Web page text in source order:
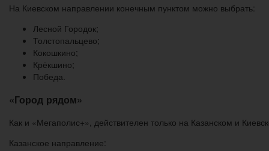
На Киевском направлении конечным пунктом можно выбрать:
Лесной Городок;
Толстопальцево;
Кокошкино;
Крёкшино;
Победа.
«Город рядом»
Как и «Мегаполис+», действителен только на Казанском и
Казанское направление: